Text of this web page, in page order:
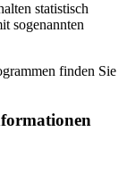
statistisch
sogenannten
finden Sie